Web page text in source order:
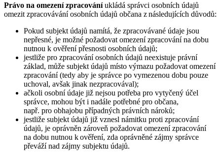
Právo na omezení zpracováníukládá správci osobních údajů
omezit zpracovávání osobních údajů občana z následujících důvodů:
Pokud subjekt údajů namítá, že zpracovávané údaje jsou
nepřesné, je možné požadovat omezení zpracování na dobu
nutnou k ověření přesnosti osobních údajů;
jestliže pro zpracování osobních údajů neexistuje právní
základ, může subjekt údajů místo výmazu požadovat omezení
zpracování (tedy aby je správce po vymezenou dobu pouze
uchoval, avšak jinak nezpracovával);
ačkoli osobní údaje již nejsou potřeba pro vytyčený účel
správce, mohou být i nadále potřebné pro občana,
např. pro obhajobu případných právních nároků;
jestliže subjekt údajů již vznesl námitku proti zpracování
údajů, je oprávněn zároveň požadovat omezení zpracování
na dobu nutnou k ověření, zda oprávněné zájmy správce
převáží nad zájmy subjektu údajů.